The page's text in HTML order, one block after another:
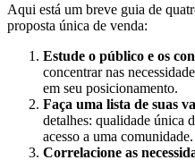
Aqui está um breve guia de
proposta única de venda:
Estude o público e os
concentrar nas
em seu posicionamento.
Faça uma lista de suas
detalhes: qualidade única
acesso a uma comunidade.
Correlacione as